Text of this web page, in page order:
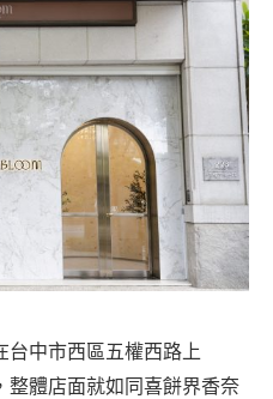
台中市西區五權西路上
整體店面就如同喜餅界香奈